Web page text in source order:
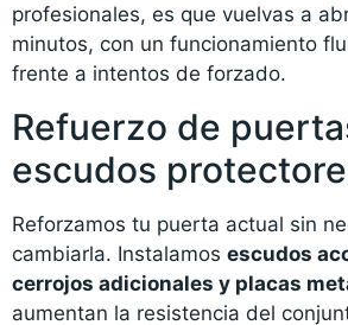
profesionales, es que vuelvas a
minutos, con un funcionamiento
frente a intentos de forzado.
Refuerzo de
escudos
Reforzamos tu puerta actual sin
cambiarla. Instalamos escudos
cerrojos adicionales y placas
aumentan la resistencia del